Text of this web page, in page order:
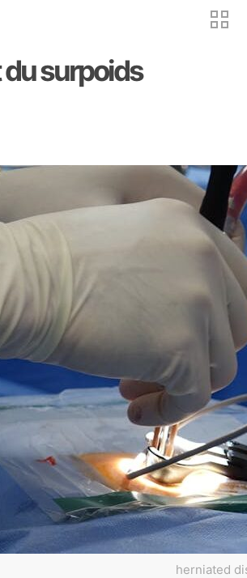
surpoids
herniated